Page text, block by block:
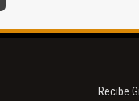
Recibe